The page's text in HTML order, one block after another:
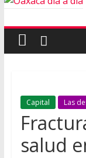
Advierten de
Cumple
Capital Las
salud